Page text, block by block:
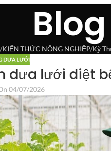
Blog
KIẾN THỨC NÔNG NGHIỆP Kỹ
DƯA LƯỚI
dưa lưới diệt
04/07/2026